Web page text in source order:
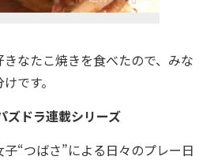
なたこ焼きを食べたので、みな
です。
ドラ連載シリーズ
“つばさ”による日々のプレー日